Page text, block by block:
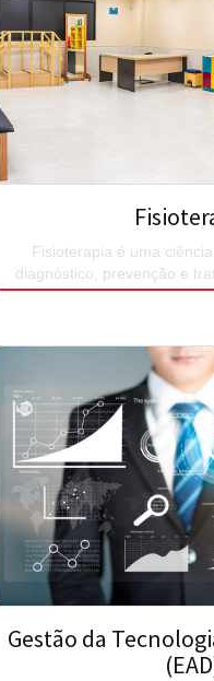
Fisioterapia é uma
diagnóstico, prevenção e
cinéticas funcionais de
Gestão da